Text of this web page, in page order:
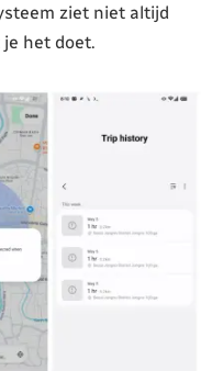
ziet niet altijd
het doet.